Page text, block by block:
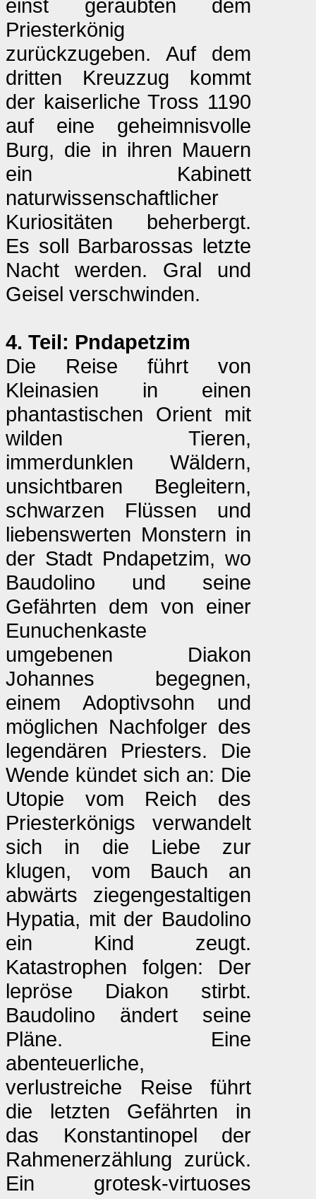
einst geraubten dem
Priesterkönig
zurückzugeben. Auf dem
dritten Kreuzzug kommt
der kaiserliche Tross 1190
auf eine geheimnisvolle
Burg, die in ihren Mauern
ein Kabinett
naturwissenschaftlicher
Kuriositäten beherbergt.
Es soll Barbarossas letzte
Nacht werden. Gral und
Geisel verschwinden.
4. Teil: Pndapetzim
Die Reise führt von
Kleinasien in einen
phantastischen Orient mit
wilden Tieren,
immerdunklen Wäldern,
unsichtbaren Begleitern,
schwarzen Flüssen und
liebenswerten Monstern in
der Stadt Pndapetzim, wo
Baudolino und seine
Gefährten dem von einer
Eunuchenkaste
umgebenen Diakon
Johannes begegnen,
einem Adoptivsohn und
möglichen Nachfolger des
legendären Priesters. Die
Wende kündet sich an: Die
Utopie vom Reich des
Priesterkönigs verwandelt
sich in die Liebe zur
klugen, vom Bauch an
abwärts ziegengestaltigen
Hypatia, mit der Baudolino
ein Kind zeugt.
Katastrophen folgen: Der
lepröse Diakon stirbt.
Baudolino ändert seine
Pläne. Eine
abenteuerliche,
verlustreiche Reise führt
die letzten Gefährten in
das Konstantinopel der
Rahmenerzählung zurück.
Ein grotesk-virtuoses